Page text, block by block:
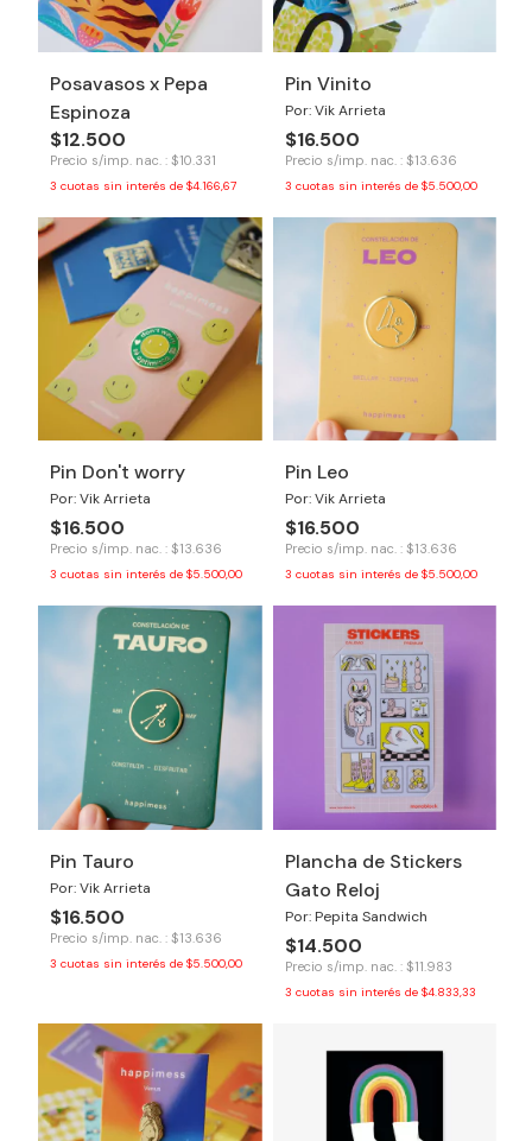
Posavasos x Pepa
Espinoza
$12.500
Precio s/imp. nac. : $10.331
3 cuotas sin interés de $4.166,67
Pin Vinito
Por: Vik Arrieta
$16.500
Precio s/imp. nac. : $13.636
3 cuotas sin interés de $5.500,00
Pin Don't worry
Por: Vik Arrieta
$16.500
Precio s/imp. nac. : $13.636
3 cuotas sin interés de $5.500,00
Pin Leo
Por: Vik Arrieta
$16.500
Precio s/imp. nac. : $13.636
3 cuotas sin interés de $5.500,00
Pin Tauro
Por: Vik Arrieta
$16.500
Precio s/imp. nac. : $13.636
3 cuotas sin interés de $5.500,00
Plancha de Stickers
Gato Reloj
Por: Pepita Sandwich
$14.500
Precio s/imp. nac. : $11.983
3 cuotas sin interés de $4.833,33